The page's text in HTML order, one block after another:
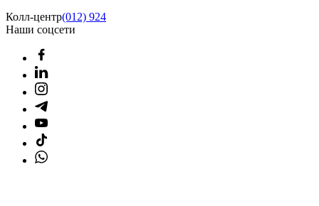
Колл-центр(012) 924
Наши соцсети